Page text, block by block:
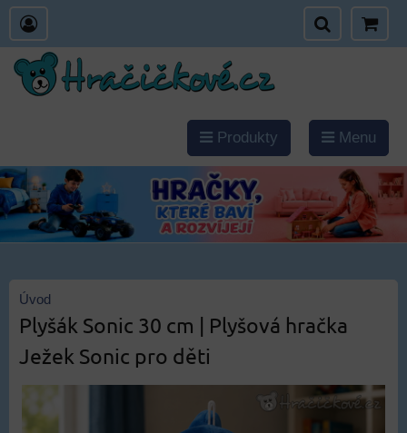
Produkty Menu
Úvod
Plyšák Sonic 30 cm | Plyšová hračka
Ježek Sonic pro děti